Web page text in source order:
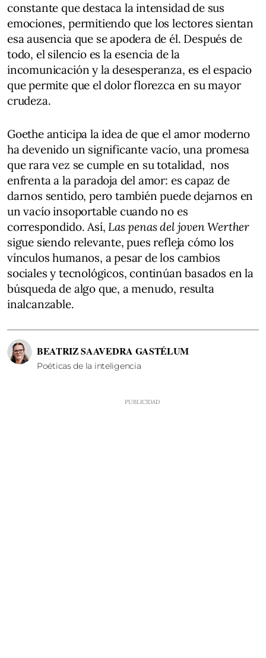
constante que destaca la intensidad de sus
emociones, permitiendo que los lectores sientan
esa ausencia que se apodera de él. Después de
todo, el silencio es la esencia de la
incomunicación y la desesperanza, es el espacio
que permite que el dolor florezca en su mayor
crudeza.
Goethe anticipa la idea de que el amor moderno
ha devenido un significante vacío, una promesa
que rara vez se cumple en su totalidad, nos
enfrenta a la paradoja del amor: es capaz de
darnos sentido, pero también puede dejarnos en
un vacío insoportable cuando no es
correspondido. Así,Las penas del joven Werther
sigue siendo relevante, pues refleja cómo los
vínculos humanos, a pesar de los cambios
sociales y tecnológicos, continúan basados en la
búsqueda de algo que, a menudo, resulta
inalcanzable.
BEATRIZ SAAVEDRA GASTÉLUM
Poéticas de la inteligencia